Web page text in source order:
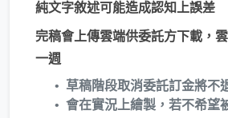
純文字敘述可能造成認知上誤差
完稿會上傳雲端供委託方下載，
一週
草稿階段取消委託訂金將不
會在實況上繪製，若不希望